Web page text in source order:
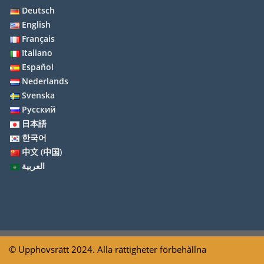
Deutsch
English
Français
Italiano
Español
Nederlands
Svenska
Русский
日本語
한국어
中文 (中国)
العربية
© Upphovsrätt 2024. Alla rättigheter förbehållna